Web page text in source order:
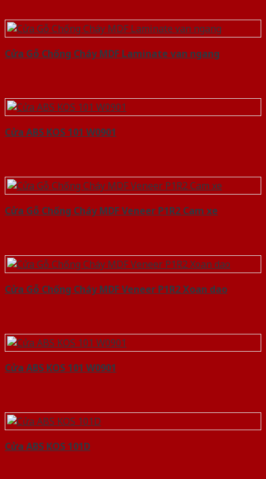
Cửa Gỗ Chống Cháy MDF Laminate van ngang
Cửa ABS KOS 101 W0901
Cửa Gỗ Chống Cháy MDF Veneer P1R2 Cam xe
Cửa Gỗ Chống Cháy MDF Veneer P1R2 Xoan dao
Cửa ABS KOS 101 W0901
Cửa ABS KOS 101D